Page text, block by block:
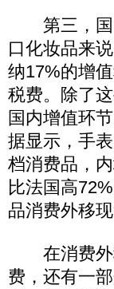
第三，国
口化妆品来
纳17%的增
税费。除了
国内增值环
据显示，手
档消费品，
比法国高
品消费外移
在消费外
费，还有一